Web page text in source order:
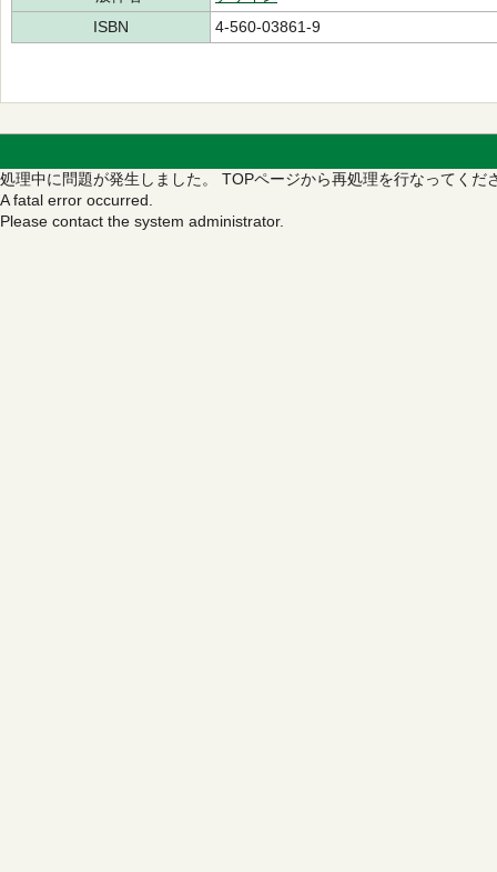
ISBN
4-560-03861-9
処理中に問題が発生しました。 TOPページから再処理を行なってくだ
A fatal error occurred.
Please contact the system administrator.